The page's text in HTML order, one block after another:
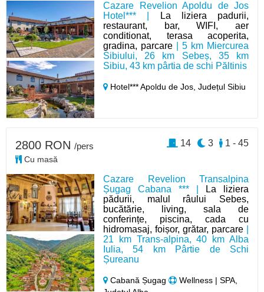
Cazare Revelion Apoldu de Jos
Hotel*** |
La liziera padurii,
restaurant, bar, WIFI, aer
conditionat, terasa acoperita,
gradina, parcare | 5 km Miercurea
Sibiului, 26 km Sebeș, 35 km
Sibiu, 43 km pârtia de schi Păltinis
Hotel*** Apoldu de Jos,Județul Sibiu
Cazare Revelion Transalpina
Șugag Cabana *** |
La liziera
pădurii, malul râului Sebes,
bucătărie, living, sala de
conferințe, piscina, cada cu
hidromasaj, foișor, grătar, parcare
21 km Trans-alpina, 40 km Alba
Iulia, 54 km Pârtie de Schi
Șureanu
Cabană Șugag
Wellness | SPA,
2800 RON /pers
Cu masă
1 - 45
3
14